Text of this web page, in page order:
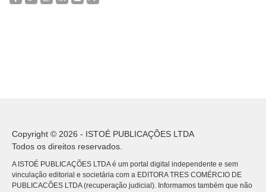
Copyright © 2026 - ISTOÉ PUBLICAÇÕES LTDA
Todos os direitos reservados.
A ISTOÉ PUBLICAÇÕES LTDA é um portal digital independente e sem
vinculação editorial e societária com a EDITORA TRES COMÉRCIO DE
PUBLICACÕES LTDA (recuperação judicial). Informamos também que não